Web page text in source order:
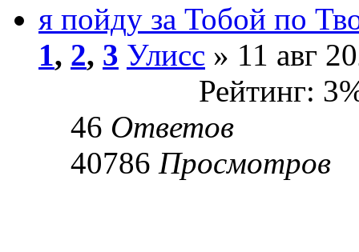
я пойду за Тобой по
1, 2, 3 Улисс » 11 авг
Рейтинг:
46 Ответов
40786 Просмотров